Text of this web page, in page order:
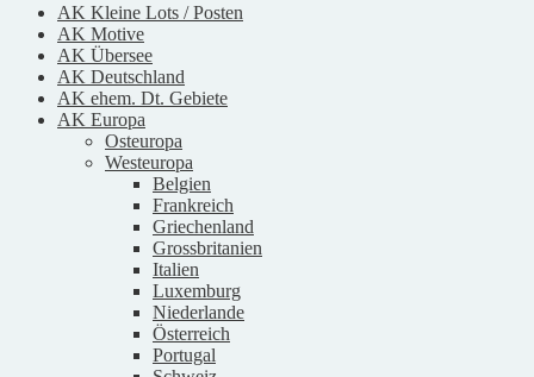
AK Kleine Lots / Posten
AK Motive
AK Übersee
AK Deutschland
AK ehem. Dt. Gebiete
AK Europa
Osteuropa
Westeuropa
Belgien
Frankreich
Griechenland
Grossbritanien
Italien
Luxemburg
Niederlande
Österreich
Portugal